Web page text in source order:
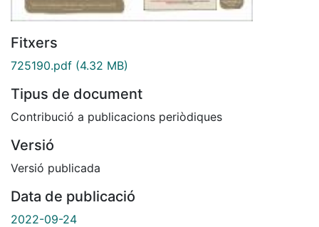
Fitxers
725190.pdf (4.32 MB)
Tipus de document
Contribució a publicacions periòdiques
Versió
Versió publicada
Data de publicació
2022-09-24